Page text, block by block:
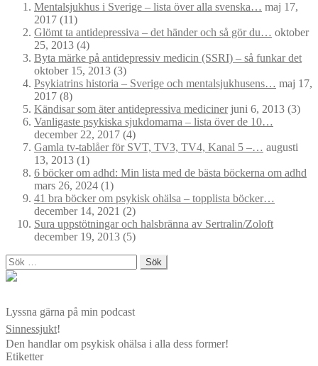
Mentalsjukhus i Sverige – lista över alla svenska… maj 17,
2017 (11)
Glömt ta antidepressiva – det händer och så gör du… oktober
25, 2013 (4)
Byta märke på antidepressiv medicin (SSRI) – så funkar det
oktober 15, 2013 (3)
Psykiatrins historia – Sverige och mentalsjukhusens… maj 17,
2017 (8)
Kändisar som äter antidepressiva medicinerjuni 6, 2013 (3)
Vanligaste psykiska sjukdomarna – lista över de 10…
december 22, 2017 (4)
Gamla tv-tablåer för SVT, TV3, TV4, Kanal 5 –… augusti
13, 2013 (1)
6 böcker om adhd: Min lista med de bästa böckerna om adhd
mars 26, 2024 (1)
41 bra böcker om psykisk ohälsa – topplista böcker…
december 14, 2021 (2)
Sura uppstötningar och halsbränna av Sertralin/Zoloft
december 19, 2013 (5)
Sök
efter:
Lyssna gärna på min podcast
Sinnessjukt!
Den handlar om psykisk ohälsa i alla dess former!
Etiketter